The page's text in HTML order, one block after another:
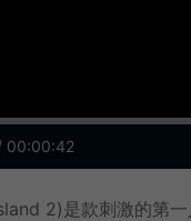
00:00:42
2)是款刺激的第